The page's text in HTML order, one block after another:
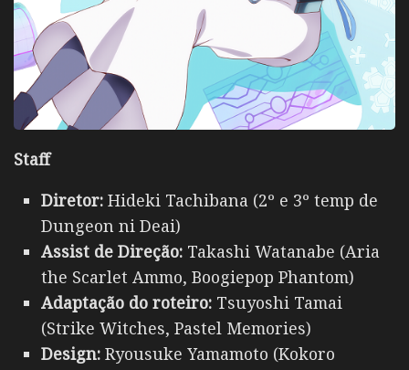
Staff
Diretor: Hideki Tachibana (2º e 3º temp de
Dungeon ni Deai)
Assist de Direção: Takashi Watanabe (Aria
the Scarlet Ammo, Boogiepop Phantom)
Adaptação do roteiro: Tsuyoshi Tamai
(Strike Witches, Pastel Memories)
Design: Ryousuke Yamamoto (Kokoro